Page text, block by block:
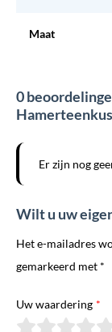
Maat
0
Er zijn nog
Wilt u uw
Het e-mailadres
gemarkeerd met *
Uw waardering *